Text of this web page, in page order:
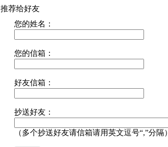
推荐给好友
您的姓名：
您的信箱：
好友信箱：
抄送好友：
（多个抄送好友请信箱请用英文逗号“,”分隔）